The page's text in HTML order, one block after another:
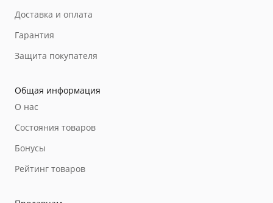
Доставка и оплата
Гарантия
Защита покупателя
Общая информация
О нас
Состояния товаров
Бонусы
Рейтинг товаров